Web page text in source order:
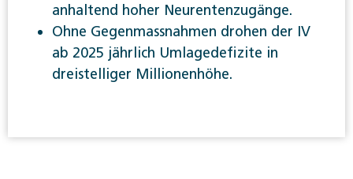
anhaltend hoher Neurentenzugänge.
Ohne Gegenmassnahmen drohen der IV
ab 2025 jährlich Umlagedefizite in
dreistelliger Millionenhöhe.